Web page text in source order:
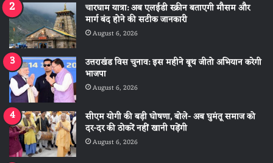
चारधाम यात्रा: अब एलईडी स्क्रीन बताएगी मौसम और
मार्ग बंद होने की सटीक जानकारी
August 6, 2026
उत्तराखंड विस चुनाव: इस महीने बूथ जीतो अभियान करेगी
भाजपा
August 6, 2026
सीएम योगी की बड़ी घोषणा, बोले- अब घुमंतू समाज को
दर-दर की ठोकरें नहीं खानी पड़ेंगी
August 6, 2026